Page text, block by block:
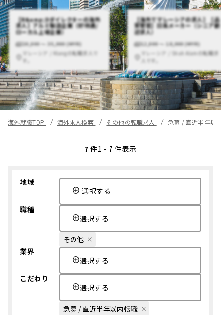
【R&amp;Dダイレクターの海外
求人】アルミ製造企業（好待遇/
ローカル上場企業）
20,000 〜 35,000 (MYR)
マレーシア / Klangの転職求人で
す。
【海外でマレーシアの求人】【品
質管理】日系メーカー（シニア歓
迎求人）
12,000 〜 18,000 (MYR)
マレーシア / Shah Alamの転職求
人です。
海外就職TOP 海外求人検索 その他の転職求人 急募 / 直近半年以
7 件1 - 7 件表示
地域
選択する
職種
選択する
その他
業界
選択する
こだわり
選択する
急募 / 直近半年以内転職